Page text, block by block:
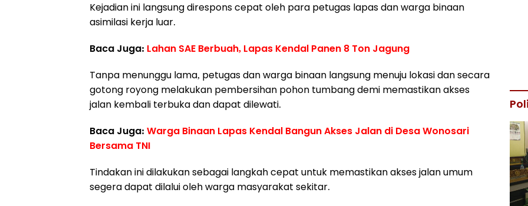
Kejadian ini langsung direspons cepat oleh para petugas lapas dan warga binaan
asimilasi kerja luar.
Baca Juga: Lahan SAE Berbuah, Lapas Kendal Panen 8 Ton Jagung
Tanpa menunggu lama, petugas dan warga binaan langsung menuju lokasi dan secara
gotong royong melakukan pembersihan pohon tumbang demi memastikan akses
jalan kembali terbuka dan dapat dilewati.
Baca Juga: Warga Binaan Lapas Kendal Bangun Akses Jalan di Desa Wonosari
Bersama TNI
Tindakan ini dilakukan sebagai langkah cepat untuk memastikan akses jalan umum
segera dapat dilalui oleh warga masyarakat sekitar.